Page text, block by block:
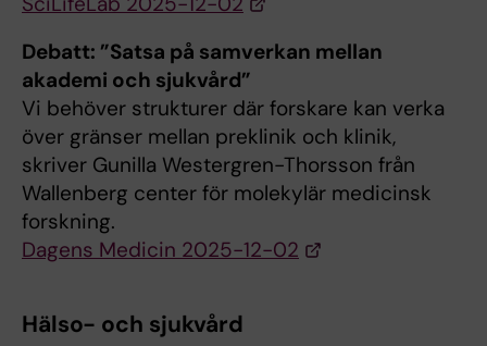
Debatt: ”Satsa på samverkan mellan
akademi och sjukvård”
Vi behöver strukturer där forskare kan verka
över gränser mellan preklinik och klinik,
skriver Gunilla Westergren-Thorsson från
Wallenberg center för molekylär medicinsk
forskning.
Dagens Medicin 2025-12-02
Hälso- och sjukvård